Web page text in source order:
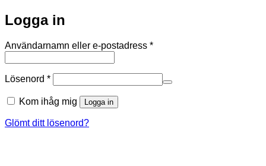
Logga in
Användarnamn eller e-postadress *Obligatoriskt
Lösenord *Obligatoriskt
Kom ihåg mig Logga in
Glömt ditt lösenord?